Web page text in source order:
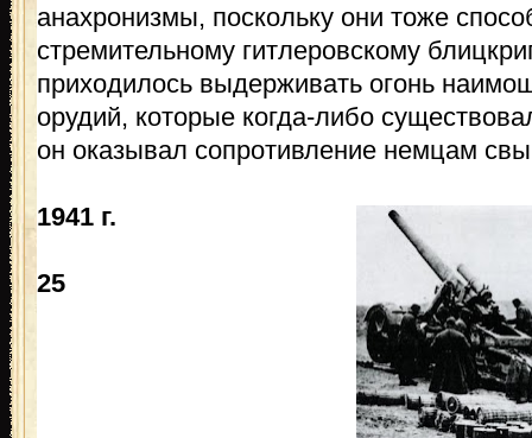
анахронизмы, поскольку они тоже
стремительному гитлеровскому
приходилось выдерживать огонь
орудий, которые когда-либо
он оказывал сопротивление немцам
1941 г.
25